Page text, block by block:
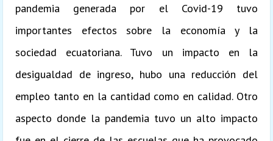
pandemia generada por el Covid-19 tuvo
importantes efectos sobre la economía y la
sociedad ecuatoriana. Tuvo un impacto en la
desigualdad de ingreso, hubo una reducción del
empleo tanto en la cantidad como en calidad. Otro
aspecto donde la pandemia tuvo un alto impacto